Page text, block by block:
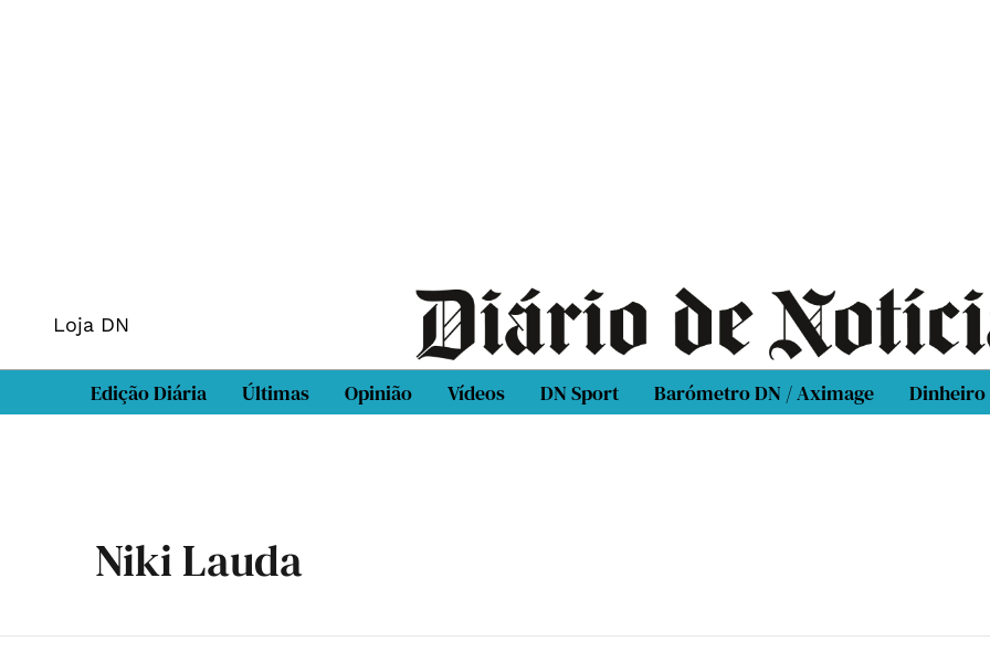
Loja DN
Edição Diária Últimas Opinião Vídeos DN Sport Barómetro DN / Aximage Dinheiro
Niki Lauda